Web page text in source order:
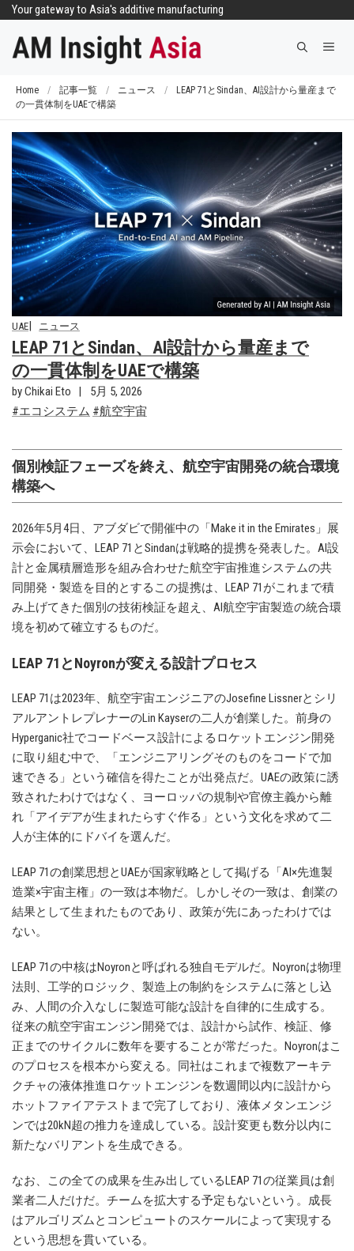
Your gateway to Asia's additive manufacturing
メ
ー
Home / 記事一覧 / ニュース /
LEAP 71とSindan、AI設計から量産まで
の一貫体制をUAEで構築
UAE ニュース
LEAP 71とSindan、AI設計から量産まで
の一貫体制をUAEで構築
by Chikai Eto
5月 5, 2026
エコシステム
航空宇宙
個別検証フェーズを終え、航空宇宙開発の統合環境
構築へ
2026年5月4日、アブダビで開催中の「Make it in the Emirates」展
示会において、LEAP 71とSindanは戦略的提携を発表した。AI設
計と金属積層造形を組み合わせた航空宇宙推進システムの共
同開発・製造を目的とするこの提携は、LEAP 71がこれまで積
み上げてきた個別の技術検証を超え、AI航空宇宙製造の統合環
境を初めて確立するものだ。
LEAP 71とNoyronが変える設計プロセス
LEAP 71は2023年、航空宇宙エンジニアのJosefine Lissnerとシリ
アルアントレプレナーのLin Kayserの二人が創業した。前身の
Hyperganic社でコードベース設計によるロケットエンジン開発
に取り組む中で、「エンジニアリングそのものをコードで加
速できる」という確信を得たことが出発点だ。UAEの政策に誘
致されたわけではなく、ヨーロッパの規制や官僚主義から離
れ「アイデアが生まれたらすぐ作る」という文化を求めて二
人が主体的にドバイを選んだ。
LEAP 71の創業思想とUAEが国家戦略として掲げる「AI×先進製
造業×宇宙主権」の一致は本物だ。しかしその一致は、創業の
結果として生まれたものであり、政策が先にあったわけでは
ない。
LEAP 71の中核はNoyronと呼ばれる独自モデルだ。Noyronは物理
法則、工学的ロジック、製造上の制約をシステムに落とし込
み、人間の介入なしに製造可能な設計を自律的に生成する。
従来の航空宇宙エンジン開発では、設計から試作、検証、修
正までのサイクルに数年を要することが常だった。Noyronはこ
のプロセスを根本から変える。同社はこれまで複数アーキテ
クチャの液体推進ロケットエンジンを数週間以内に設計から
ホットファイアテストまで完了しており、液体メタンエンジ
ンでは20kN超の推力を達成している。設計変更も数分以内に
新たなバリアントを生成できる。
なお、この全ての成果を生み出しているLEAP 71の従業員は創
業者二人だけだ。チームを拡大する予定もないという。成長
はアルゴリズムとコンピュートのスケールによって実現する
という思想を貫いている。